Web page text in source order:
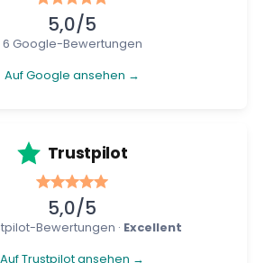
5,0/5
6 Google-Bewertungen
Auf Google ansehen →
Trustpilot
5,0/5
Bewertungen · Excellent
Auf Trustpilot ansehen →